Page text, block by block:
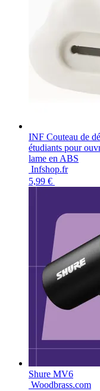
INF Couteau de
étudiants pour
lame en ABS
Infshop.fr
5,99 €
Shure MV6
Woodbrass.com